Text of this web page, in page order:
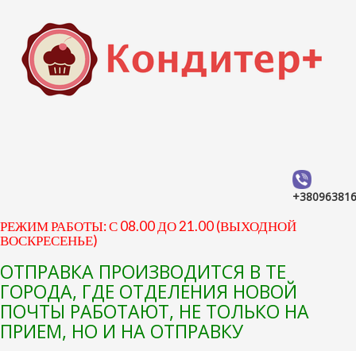
РЕЖИМ РАБОТЫ: С 08.00 ДО 21.00 (ВЫХОДНОЙ
ВОСКРЕСЕНЬЕ)
ОТПРАВКА ПРОИЗВОДИТСЯ В ТЕ
ГОРОДА, ГДЕ ОТДЕЛЕНИЯ НОВОЙ
ПОЧТЫ РАБОТАЮТ, НЕ ТОЛЬКО НА
ПРИЕМ, НО И НА ОТПРАВКУ